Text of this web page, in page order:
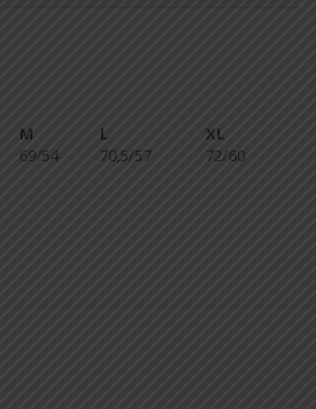
M L
XL
69/54 70,5/57 72/60